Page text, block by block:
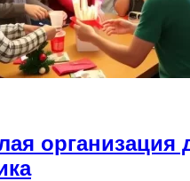
организация